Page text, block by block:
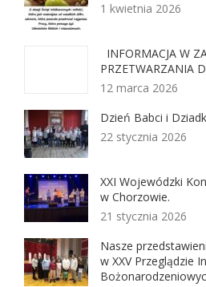
1 kwietnia 2026
INFORMACJA W
PRZETWARZANIA
12 marca 2026
Dzień Babci i
22 stycznia 2026
XXI Wojewódzki
w Chorzowie.
21 stycznia 2026
Nasze
w XXV Przeglądzie